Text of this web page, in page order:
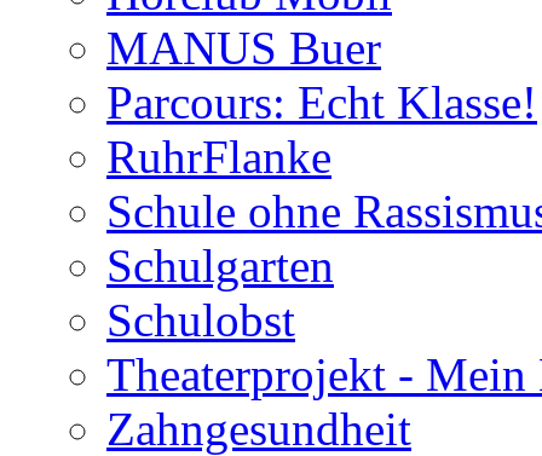
MANUS Buer
Parcours: Echt Klasse!
RuhrFlanke
Schule ohne
Schulgarten
Schulobst
Theaterprojekt -
Zahngesundheit